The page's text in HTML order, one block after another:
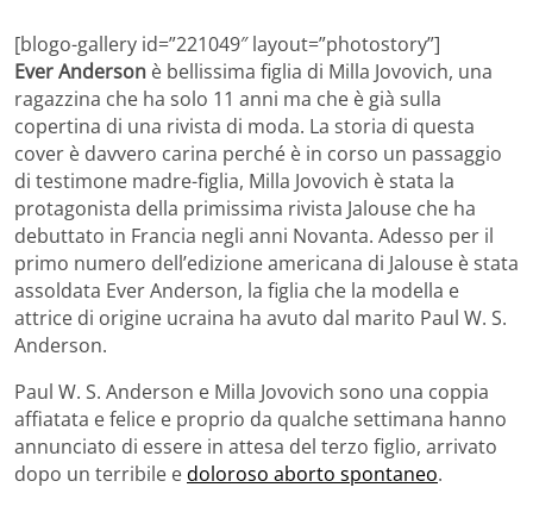
[blogo-gallery id=”221049″ layout=”photostory”]
Ever Anderson è bellissima figlia di Milla Jovovich, una
ragazzina che ha solo 11 anni ma che è già sulla
copertina di una rivista di moda. La storia di questa
cover è davvero carina perché è in corso un passaggio
di testimone madre-figlia, Milla Jovovich è stata la
protagonista della primissima rivista Jalouse che ha
debuttato in Francia negli anni Novanta. Adesso per il
primo numero dell’edizione americana di Jalouse è stata
assoldata Ever Anderson, la figlia che la modella e
attrice di origine ucraina ha avuto dal marito Paul W. S.
Anderson.
Paul W. S. Anderson e Milla Jovovich sono una coppia
affiatata e felice e proprio da qualche settimana hanno
annunciato di essere in attesa del terzo figlio, arrivato
dopo un terribile edoloroso aborto spontaneo.